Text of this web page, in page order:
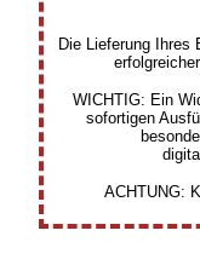
Die Lieferung Ihres
WICHTIG: Ein
sofortigen
ACHTUNG: